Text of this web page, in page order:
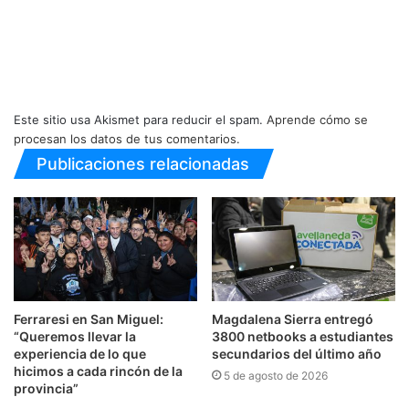
Este sitio usa Akismet para reducir el spam. Aprende cómo se
procesan los datos de tus comentarios.
Publicaciones relacionadas
Ferraresi en San Miguel:
“Queremos llevar la
experiencia de lo que
hicimos a cada rincón de la
provincia”
Magdalena Sierra entregó
3800 netbooks a estudiantes
secundarios del último año
5 de agosto de 2026